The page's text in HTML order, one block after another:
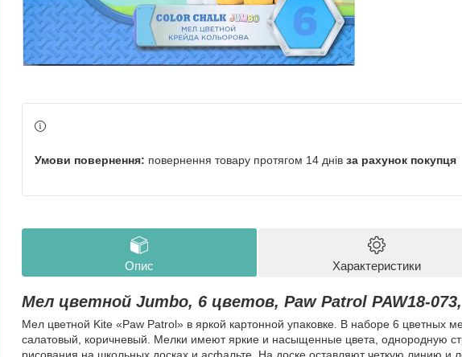
повернення товару протягом 14 днів за рахунок покупця
Опис Характеристики
Мел цветной Jumbo, 6 цветов, Paw Patrol PAW18-
Мел цветной Kite «Paw Patrol» в яркой картонной упаковке. В наборе 6 цветных
салатовый, коричневый. Мелки имеют яркие и насыщенные цвета, однородную
рисования на школьных досках и асфальте. На доске оставляют четкую линию и